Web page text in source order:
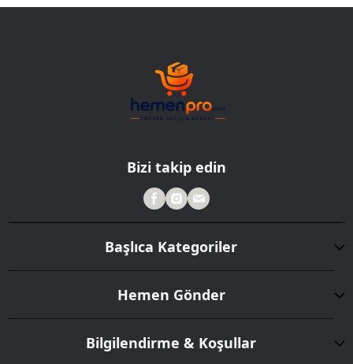
Bizi takip edin
Başlıca Kategoriler
Hemen Gönder
Bilgilendirme & Koşullar